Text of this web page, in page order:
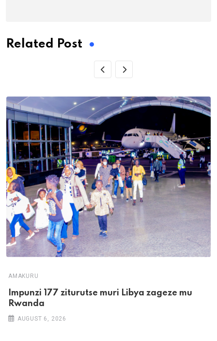
Related Post
AMAKURU
Impunzi 177 ziturutse muri Libya zageze mu
Rwanda
AUGUST 6, 2026